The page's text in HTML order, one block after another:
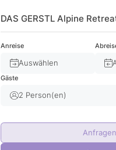
DAS GERSTL Alpine
Anreise
Auswählen
Gäste
2 Person(en)
Kind(er)
Anfragen